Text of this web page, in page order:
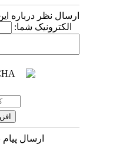
ارسال نظر درباره
الکترونیک شما:
ارسال پیام